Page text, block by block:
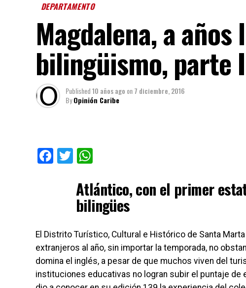
DEPARTAMENTO
Magdalena, a años
bilingüismo, parte
Published10 años ago on7 diciembre, 2016
ByOpinión Caribe
Facebook
Twitter
Atlántico, con el primer
bilingües
El Distrito Turístico, Cultural e Histórico de Santa
extranjeros al año, sin importar la temporada, no
domina el inglés, a pesar de que muchos viven del
instituciones educativas no logran subir el puntaje de